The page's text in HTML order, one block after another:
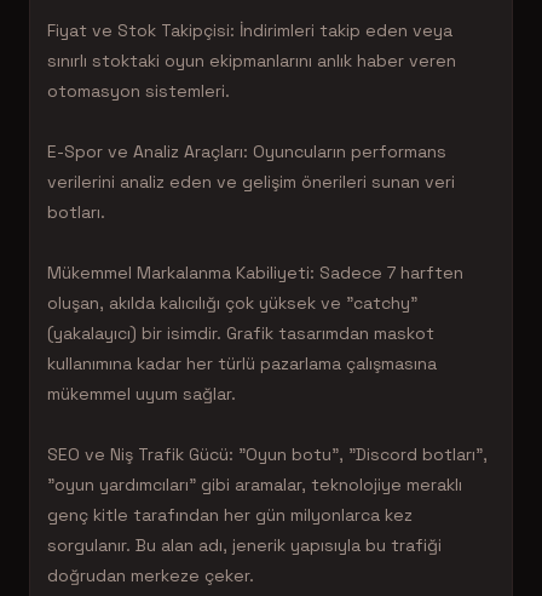
Fiyat ve Stok Takipçisi: İndirimleri takip eden veya
sınırlı stoktaki oyun ekipmanlarını anlık haber veren
otomasyon sistemleri.
E-Spor ve Analiz Araçları: Oyuncuların performans
verilerini analiz eden ve gelişim önerileri sunan veri
botları.
Mükemmel Markalanma Kabiliyeti: Sadece 7 harften
oluşan, akılda kalıcılığı çok yüksek ve "catchy"
(yakalayıcı) bir isimdir. Grafik tasarımdan maskot
kullanımına kadar her türlü pazarlama çalışmasına
mükemmel uyum sağlar.
SEO ve Niş Trafik Gücü: "Oyun botu", "Discord botları",
"oyun yardımcıları" gibi aramalar, teknolojiye meraklı
genç kitle tarafından her gün milyonlarca kez
sorgulanır. Bu alan adı, jenerik yapısıyla bu trafiği
doğrudan merkeze çeker.